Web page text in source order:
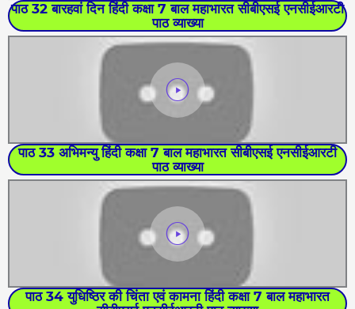
पाठ 32 बारहवां दिन हिंदी कक्षा 7 बाल महाभारत सीबीएसई एनसीईआरटी
पाठ व्याख्या
पाठ 33 अभिमन्यु हिंदी कक्षा 7 बाल महाभारत सीबीएसई एनसीईआरटी
पाठ व्याख्या
पाठ 34 युधिष्ठिर की चिंता एवं कामना हिंदी कक्षा 7 बाल महाभारत